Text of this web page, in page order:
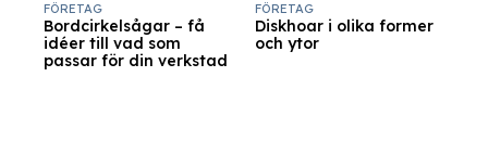
Bordcirkelsågar – få
idéer till vad som
passar för din verkstad
FÖRETAG
Diskhoar i olika former
och ytor
FÖRETAG